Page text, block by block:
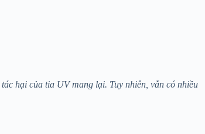
hại của tia UV mang lại. Tuy nhiên, vẫn có nhiều